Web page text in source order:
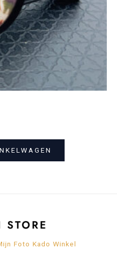
Foto Kado Winkel